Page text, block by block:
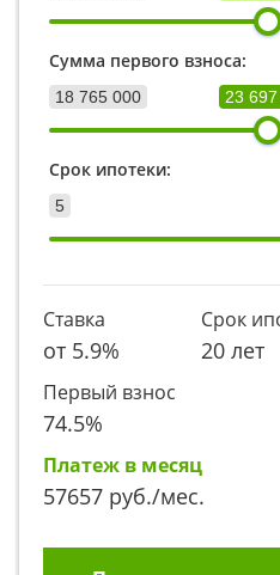
Сумма первого взноса:
18 765 000 23
Срок ипотеки:
5
Ставка
от 5.9%
Срок
20 лет
Первый взнос
74.5%
Платеж в месяц
57657 руб./мес.